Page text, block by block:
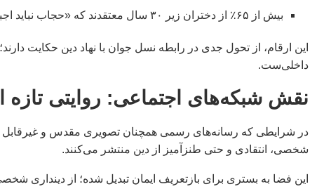
بیش از ۶۵٪ از دختران زیر ۳۰ سال معتقدند که «حجاب نباید اجباری باشد».
این ارقام، از تحول جدی در رابطه نسل جوان با نهاد دین حکایت
داخلی‌ست.
نقش شبکه‌های اجتماعی: روایتی تازه
در شرایطی که رسانه‌های رسمی همچنان تصویری مقدس و غیرقابل
شخصی، انتقادی و حتی طنزآمیز از دین منتشر می‌کنند.
این فضا به بستری برای بازتعریف ایمان تبدیل شده؛ از دینداری